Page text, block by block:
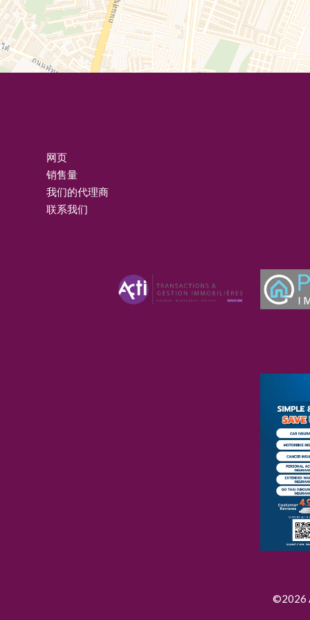
网页
销售量
我们的代理商
联系我们
©2026